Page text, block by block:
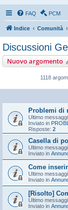
FAQ PCM
Indice Comunità
Discussioni
Nuovo argomento
1118
Problemi di
Ultimo
Inviato in
Risposte: 2
Casella di
Ultimo
Inviato in
Come
Ultimo
Inviato in
[Risolto]
Ultimo
Inviato in